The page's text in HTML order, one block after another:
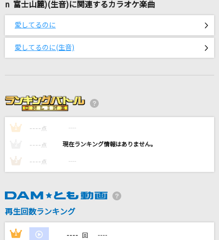
ポルノグラフィティ
ジャイアンにボエボエ(ドラえもんアニメバージ
[生音]Laughter
愛のかたまり
KinKi Kids
ももいろクローバー
怪獣
愛をこめて花束を
n 富士山麓)(生音)に関連するカラオケ楽曲
愛してるのに
愛してるのに(生音)
1 ---- 点 ----
---- 点 ----
3 ---- 点 ----
再生回数ランキング
1 ---- 回 ----